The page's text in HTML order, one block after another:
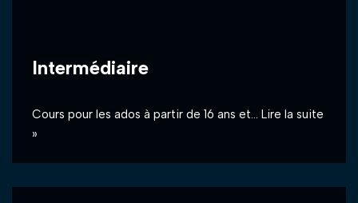
Intermédiaire
Cours pour les ados à partir de 16 ans et… Lire la suite
»